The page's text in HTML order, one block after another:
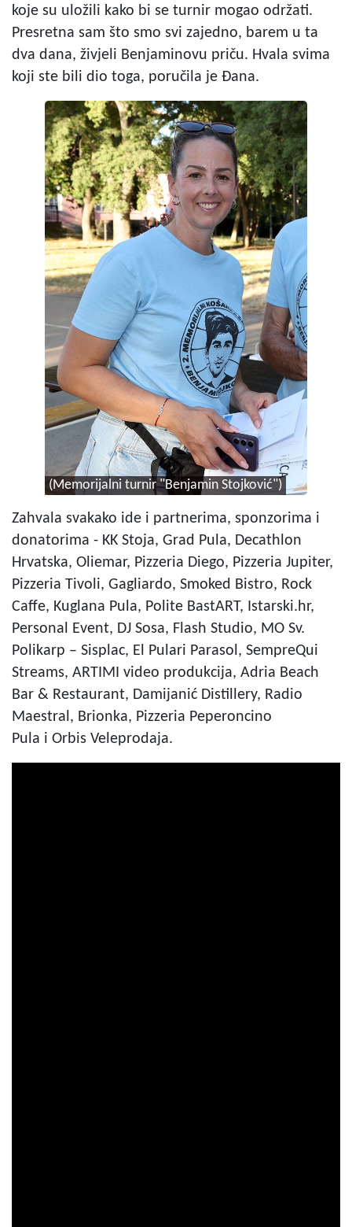
koje su uložili kako bi se turnir mogao održati.
Presretna sam što smo svi zajedno, barem u ta
dva dana, živjeli Benjaminovu priču. Hvala svima
koji ste bili dio toga, poručila je Đana.
(Memorijalni turnir "Benjamin Stojković")
Zahvala svakako ide i partnerima, sponzorima i
donatorima - KK Stoja, Grad Pula, Decathlon
Hrvatska, Oliemar, Pizzeria Diego, Pizzeria Jupiter,
Pizzeria Tivoli, Gagliardo, Smoked Bistro, Rock
Caffe, Kuglana Pula, Polite BastART, Istarski.hr,
Personal Event, DJ Sosa, Flash Studio, MO Sv.
Polikarp – Sisplac, El Pulari Parasol, SempreQui
Streams, ARTIMI video produkcija, Adria Beach
Bar & Restaurant, Damijanić Distillery, Radio
Maestral, Brionka, Pizzeria Peperoncino
Pula i Orbis Veleprodaja.